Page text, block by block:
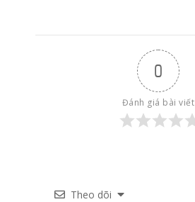
0
Đánh giá bài viết
Theo dõi